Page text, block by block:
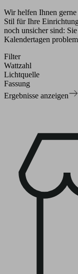
Wir helfen Ihnen
Stil für Ihre
noch unsicher sind:
Kalendertagen
Filter
Wattzahl
Lichtquelle
Fassung
Ergebnisse anzeigen